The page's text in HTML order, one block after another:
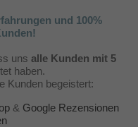
und 100%
uns alle Kunden mit 5
haben.
Kunden begeistert:
& Google Rezensionen